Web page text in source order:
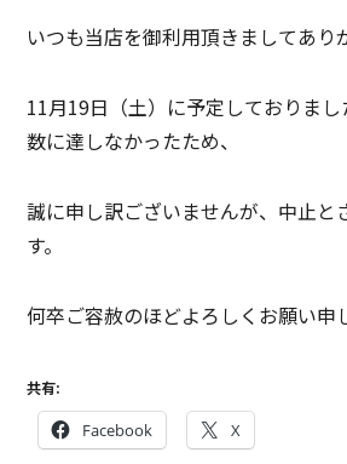
いつも当店を御利用頂きましてあり
11月19日（土）に予定しておりま
数に達しなかったため、
誠に申し訳ございませんが、中止と
す。
何卒ご容赦のほどよろしくお願い申
共有:
Facebook X